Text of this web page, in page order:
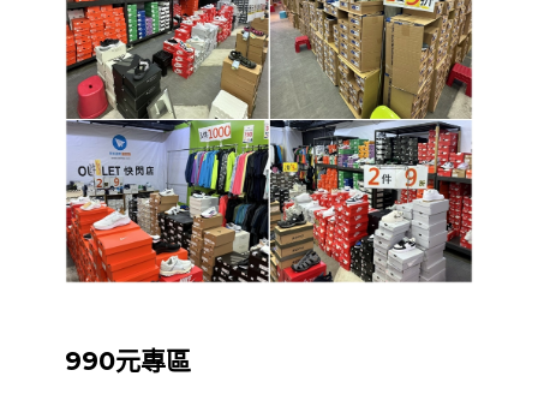
990元專區